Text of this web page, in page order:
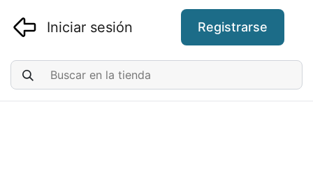
Iniciar sesión Registrarse